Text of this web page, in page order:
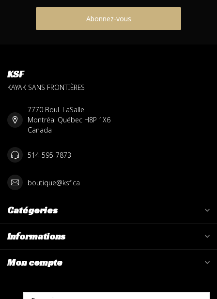
Abonnez-vous
KSF
KAYAK SANS FRONTIÈRES
7770 Boul. LaSalle
Montréal Québec H8P 1X6
Canada
514-595-7873
boutique@ksf.ca
Catégories
Informations
Mon compte